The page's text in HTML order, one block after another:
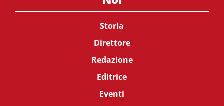
Storia
Direttore
Redazione
Editrice
Eventi